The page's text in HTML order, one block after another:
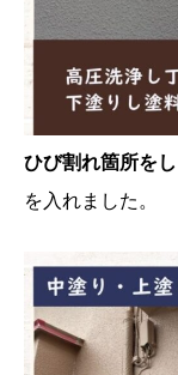
ひび割れ箇所を
を入れました。